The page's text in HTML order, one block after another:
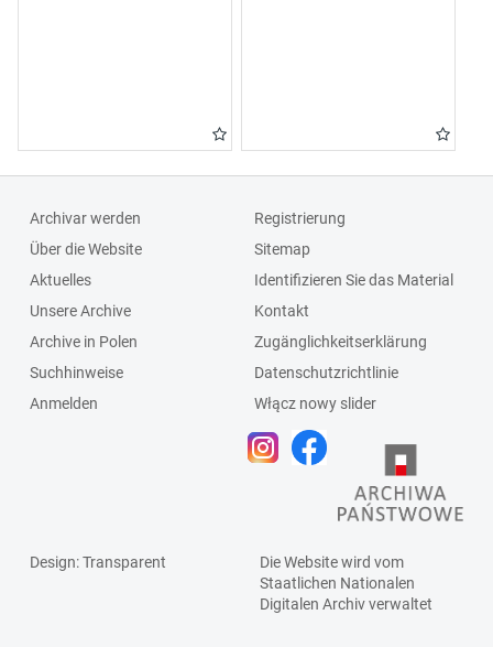
Archivar werden
Über die Website
Aktuelles
Unsere Archive
Archive in Polen
Suchhinweise
Anmelden
Registrierung
Sitemap
Identifizieren Sie das Material
Kontakt
Zugänglichkeitserklärung
Datenschutzrichtlinie
Włącz nowy slider
Design: Transparent
Die Website wird vom
Staatlichen Nationalen
Digitalen Archivverwaltet